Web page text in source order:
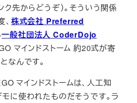
ク先からどうぞ）。そういう関係
株式会社 Preferred
一般社団法人 CoderDojo
マインドストーム 約20式が寄
なんです。
マインドストームは、人工知
に使われたものだそうです。ラ